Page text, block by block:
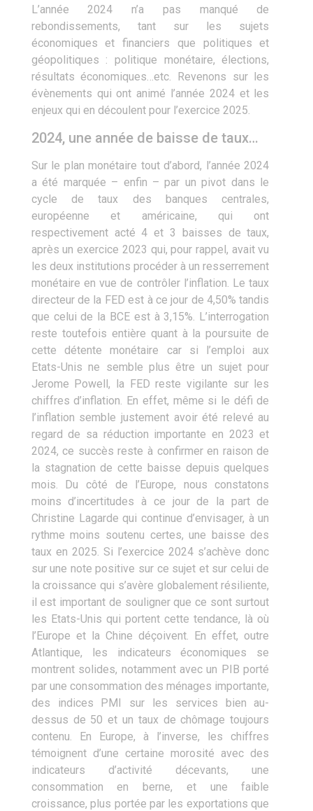
L’année 2024 n’a pas manqué de
rebondissements, tant sur les sujets
économiques et financiers que politiques et
géopolitiques : politique monétaire, élections,
résultats économiques…etc. Revenons sur les
évènements qui ont animé l’année 2024 et les
enjeux qui en découlent pour l’exercice 2025.
2024, une année de baisse de taux…
Sur le plan monétaire tout d’abord, l’année 2024
a été marquée – enfin ­– par un pivot dans le
cycle de taux des banques centrales,
européenne et américaine, qui ont
respectivement acté 4 et 3 baisses de taux,
après un exercice 2023 qui, pour rappel, avait vu
les deux institutions procéder à un resserrement
monétaire en vue de contrôler l’inflation. Le taux
directeur de la FED est à ce jour de 4,50% tandis
que celui de la BCE est à 3,15%. L’interrogation
reste toutefois entière quant à la poursuite de
cette détente monétaire car si l’emploi aux
Etats-Unis ne semble plus être un sujet pour
Jerome Powell, la FED reste vigilante sur les
chiffres d’inflation. En effet, même si le défi de
l’inflation semble justement avoir été relevé au
regard de sa réduction importante en 2023 et
2024, ce succès reste à confirmer en raison de
la stagnation de cette baisse depuis quelques
mois. Du côté de l’Europe, nous constatons
moins d’incertitudes à ce jour de la part de
Christine Lagarde qui continue d’envisager, à un
rythme moins soutenu certes, une baisse des
taux en 2025. Si l’exercice 2024 s’achève donc
sur une note positive sur ce sujet et sur celui de
la croissance qui s’avère globalement résiliente,
il est important de souligner que ce sont surtout
les Etats-Unis qui portent cette tendance, là où
l’Europe et la Chine déçoivent. En effet, outre
Atlantique, les indicateurs économiques se
montrent solides, notamment avec un PIB porté
par une consommation des ménages importante,
des indices PMI sur les services bien au-
dessus de 50 et un taux de chômage toujours
contenu. En Europe, à l’inverse, les chiffres
témoignent d’une certaine morosité avec des
indicateurs d’activité décevants, une
consommation en berne, et une faible
croissance, plus portée par les exportations que